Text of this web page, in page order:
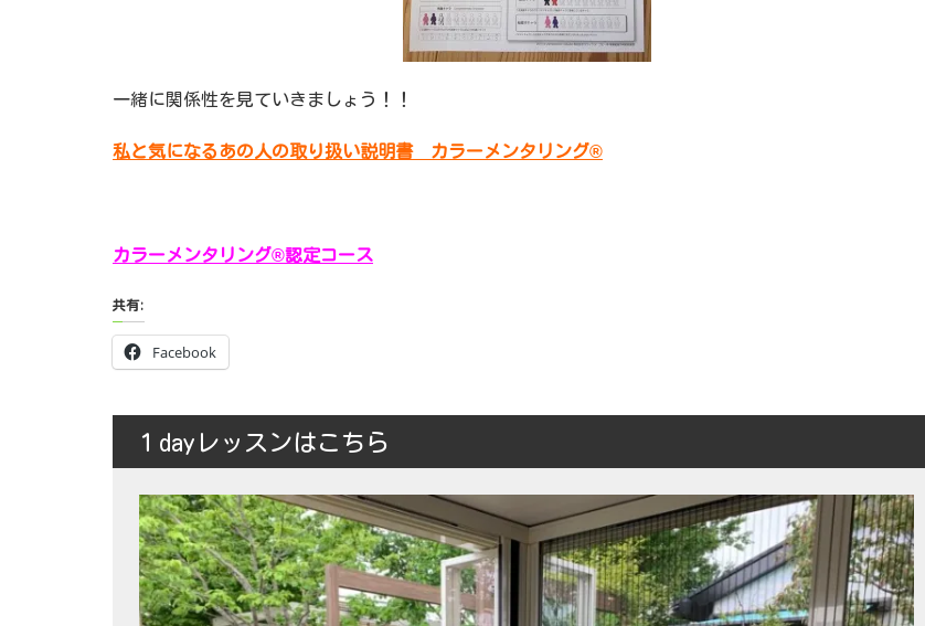
一緒に関係性を見ていきましょう！！
私と気になるあの人の取り扱い説明書 カラーメンタリング®︎
カラーメンタリング®︎認定コース
共有:
Facebook
１dayレッスンはこちら